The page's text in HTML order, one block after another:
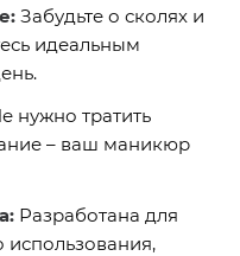
Забудьте о сколях и
идеальным
нужно тратить
– ваш маникюр
Разработана для